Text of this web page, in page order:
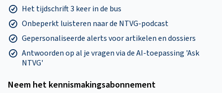
Het tijdschrift 3 keer in de bus
Onbeperkt luisteren naar de NTVG-podcast
Gepersonaliseerde alerts voor artikelen en dossiers
Antwoorden op al je vragen via de AI-toepassing 'Ask
NTVG'
Neem het kennismakings­abonnement